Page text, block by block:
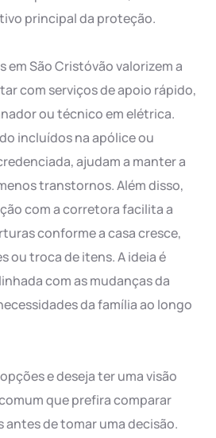
principal da proteção.
em São Cristóvão valorizem a
com serviços de apoio rápido,
ou técnico em elétrica.
incluídos na apólice ou
ajudam a manter a
transtornos. Além disso,
com a corretora facilita a
conforme a casa cresce,
ou troca de itens. A ideia é
com as mudanças da
da família ao longo
e deseja ter uma visão
que prefira comparar
de tomar uma decisão.